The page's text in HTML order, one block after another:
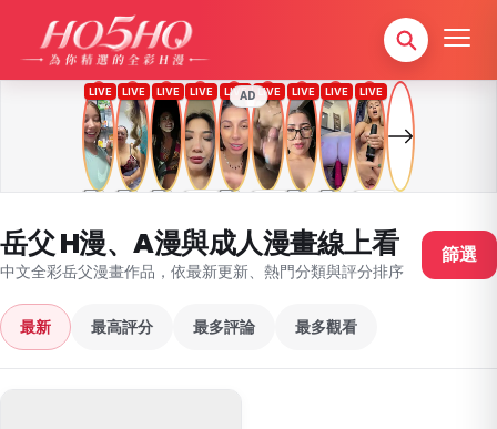
AD
岳父 H漫、A漫與成人漫畫線上看
中文全彩岳父漫畫作品，依最新更新、熱門分類與評分排序
篩選
最新 最高評分 最多評論 最多觀看